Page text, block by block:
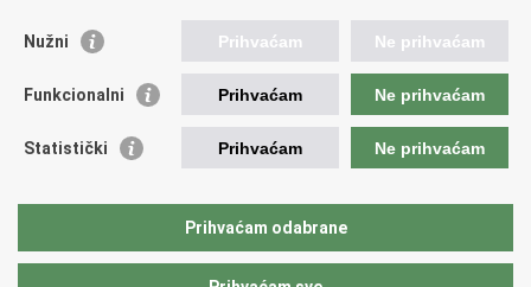
Važne poveznice
Vlada RH
Operativni program konkurentnost i kohezija
Hrvatska komora ovlaštenih inženjera geodezije
Nužni Prihvaćam Ne prihvaćam
Funkcionalni Prihvaćam Ne prihvaćam
Statistički Prihvaćam Ne prihvaćam
Prihvaćam odabrane